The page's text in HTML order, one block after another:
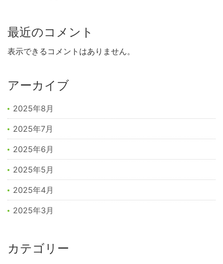
最近のコメント
表示できるコメントはありません。
アーカイブ
2025年8月
2025年7月
2025年6月
2025年5月
2025年4月
2025年3月
カテゴリー